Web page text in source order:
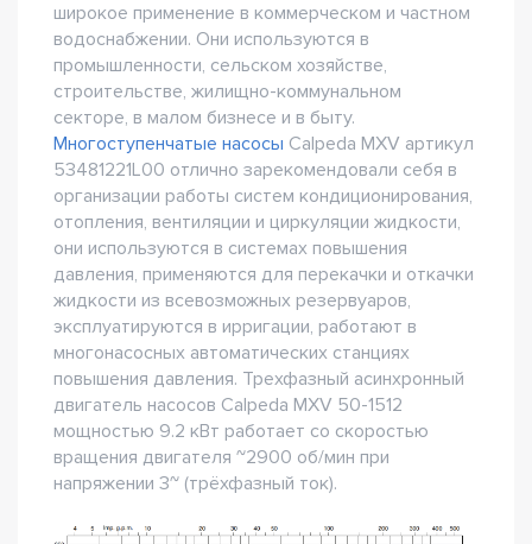
широкое применение в коммерческом и частном
водоснабжении. Они используются в
промышленности, сельском хозяйстве,
строительстве, жилищно-коммунальном
секторе, в малом бизнесе и в быту.
Многоступенчатые насосы Сalpeda MXV артикул
53481221L00 отлично зарекомендовали себя в
организации работы систем кондиционирования,
отопления, вентиляции и циркуляции жидкости,
они используются в системах повышения
давления, применяются для перекачки и откачки
жидкости из всевозможных резервуаров,
эксплуатируются в ирригации, работают в
многонасосных автоматических станциях
повышения давления. Трехфазный асинхронный
двигатель насосов Сalpeda MXV 50-1512
мощностью 9.2 кВт работает со скоростью
вращения двигателя ~2900 об/мин при
напряжении 3~ (трёхфазный ток).